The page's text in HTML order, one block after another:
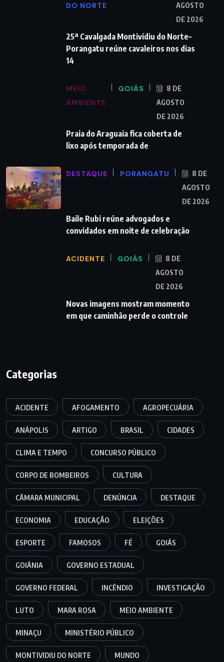
DO NORTE
AGOSTO
DE 2026
25ª Cavalgada Montividiu do Norte–
Porangatu reúne cavaleiros nos dias
14
MEIO
AMBIENTE
GOIÁS
8 DE
AGOSTO
DE 2026
Praia do Araguaia fica coberta de
lixo após temporada de
DESTAQUE PORANGATU
8 DE
AGOSTO
DE 2026
Baile Rubi reúne advogados e
convidados em noite de celebração
ACIDENTE GOIÁS
8 DE
AGOSTO
DE 2026
Novas imagens mostram momento
em que caminhão perde o controle
Categorias
ACIDENTE AFOGAMENTO AGROPECUÁRIA
ANÁPOLIS ARTIGO BRASIL CIDADES
CLIMA E TEMPO CONCURSO PÚBLICO
CORPO DE BOMBEIROS CULTURA
CÂMARA MUNICIPAL DENÚNCIA DESTAQUE
ECONOMIA EDUCAÇÃO ELEIÇÕES
ESPORTE FAMOSOS FÉ GOIÁS
GOIÂNIA GOVERNO ESTADUAL
GOVERNO FEDERAL INCÊNDIO INVESTIGAÇÃO
LUTO MARA ROSA MEIO AMBIENTE
MINAÇU MINISTÉRIO PÚBLICO
MONTIVIDIU DO NORTE MUNDO